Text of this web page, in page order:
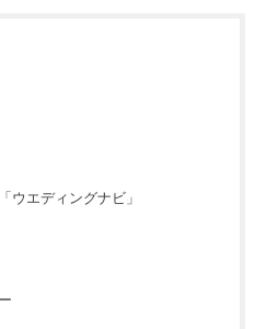
ウエディングナビ」